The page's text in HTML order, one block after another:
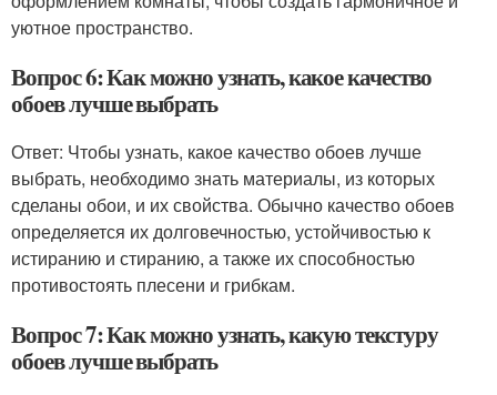
уютное пространство.
Вопрос 6: Как можно узнать, какое качество
обоев лучше выбрать
Ответ: Чтобы узнать, какое качество обоев лучше
выбрать, необходимо знать материалы, из которых
сделаны обои, и их свойства. Обычно качество обоев
определяется их долговечностью, устойчивостью к
истиранию и стиранию, а также их способностью
противостоять плесени и грибкам.
Вопрос 7: Как можно узнать, какую текстуру
обоев лучше выбрать